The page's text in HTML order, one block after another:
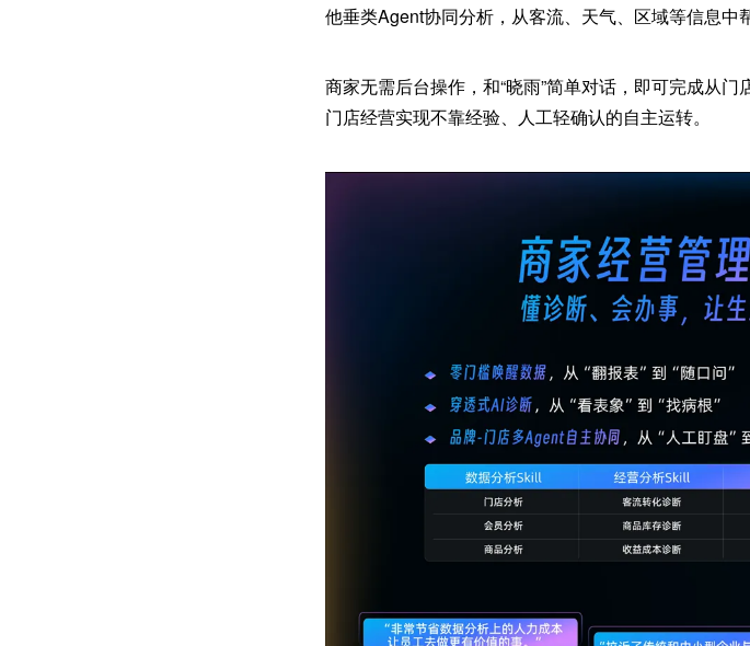
他垂类Agent协同分析，从客流、天气、区域等信息中
商家无需后台操作，和“晓雨”简单对话，即可完成从
门店经营实现不靠经验、人工轻确认的自主运转。